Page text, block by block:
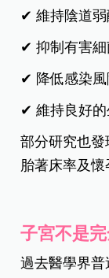
✔ 維持陰道
✔ 抑制有害
✔ 降低感染風
✔ 維持良好
部分研究也
胎著床率及懷
子宮不是
過去醫學界普